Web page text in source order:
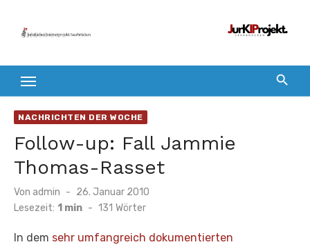
Inhalt
NACHRICHTEN DER WOCHE
Follow-up: Fall Jammie
Thomas-Rasset
Von admin
Veröffentlicht
am
26. Januar 2010
Lesezeit: 1 min - 131 Wörter
In dem sehr umfangreich dokumentierten